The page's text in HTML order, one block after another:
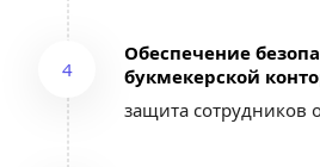
4
Обеспечение
букмекерской
защита сотрудников